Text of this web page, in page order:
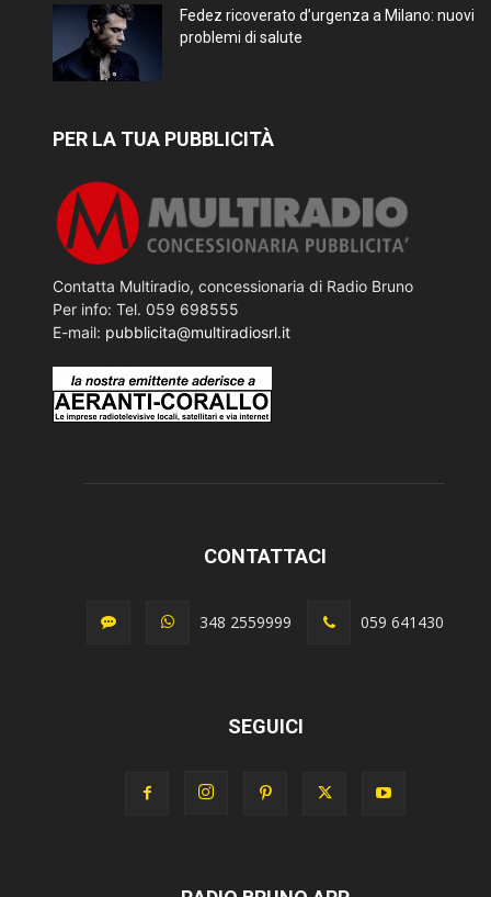
Fedez ricoverato d’urgenza a Milano: nuovi
problemi di salute
PER LA TUA PUBBLICITÀ
Contatta Multiradio, concessionaria di Radio Bruno
Per info: Tel. 059 698555
E-mail: pubblicita@multiradiosrl.it
CONTATTACI
348 2559999 059 641430
SEGUICI